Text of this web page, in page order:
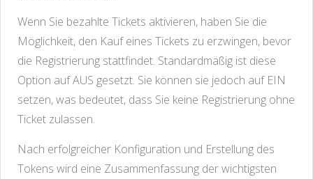
Wenn Sie bezahlte Tickets aktivieren, haben Sie die
Möglichkeit, den Kauf eines Tickets zu erzwingen, bevor
die Registrierung stattfindet. Standardmäßig ist diese
Option auf AUS gesetzt. Sie können sie jedoch auf EIN
setzen, was bedeutet, dass Sie keine Registrierung ohne
Ticket zulassen.
Nach erfolgreicher Konfiguration und Erstellung des
Tokens wird eine Zusammenfassung der wichtigsten